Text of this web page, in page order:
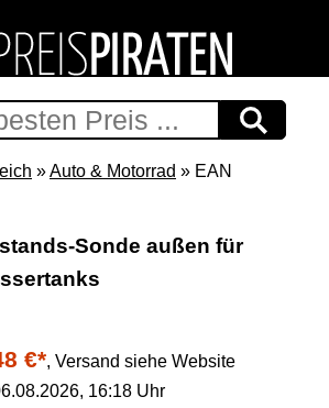
»Auto & Motorrad » EAN
Sonde außen für
€*, Versand siehe Website
16:18 Uhr